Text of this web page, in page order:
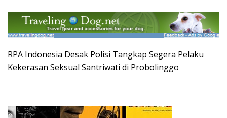
RPA Indonesia Desak Polisi Tangkap Segera Pelaku
Kekerasan Seksual Santriwati di Probolinggo